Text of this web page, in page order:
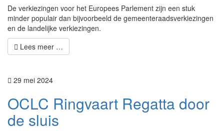
De verkiezingen voor het Europees Parlement zijn een stuk
minder populair dan bijvoorbeeld de gemeenteraadsverkiezingen
en de landelijke verkiezingen.
Lees meer …
29 mei 2024
OCLC Ringvaart Regatta door
de sluis